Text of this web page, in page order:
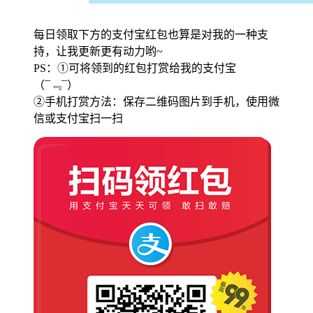
每日领取下方的支付宝红包也算是对我的一种支
持，让我更新更有动力哟~
PS：①可将领到的红包打赏给我的支付宝
（¯﹃¯）
②手机打赏方法：保存二维码图片到手机，使用微
信或支付宝扫一扫